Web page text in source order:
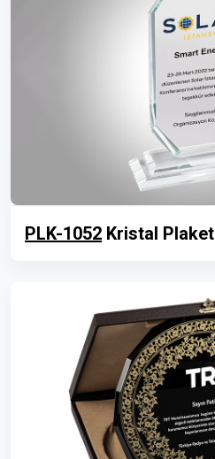
PLK-1052 Kristal Plaket